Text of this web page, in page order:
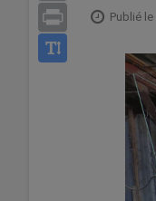
Print
Publié le